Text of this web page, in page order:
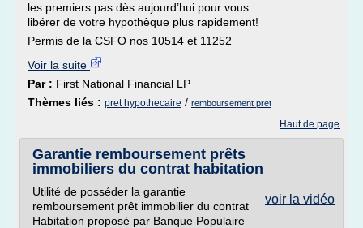
les premiers pas dès aujourd’hui pour vous
libérer de votre hypothèque plus rapidement!
Permis de la CSFO nos 10514 et 11252
Voir la suite
Par : First National Financial LP
Thèmes liés : pret hypothecaire / remboursement pret
Haut de page
Garantie remboursement prêts
immobiliers du contrat habitation
voir la vidéo
Utilité de posséder la garantie
remboursement prêt immobilier du contrat
Habitation proposé par Banque Populaire